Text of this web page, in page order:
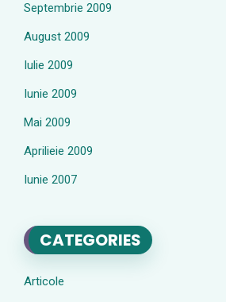
Septembrie 2009
August 2009
Iulie 2009
Iunie 2009
Mai 2009
Aprilieie 2009
Iunie 2007
CATEGORIES
Articole